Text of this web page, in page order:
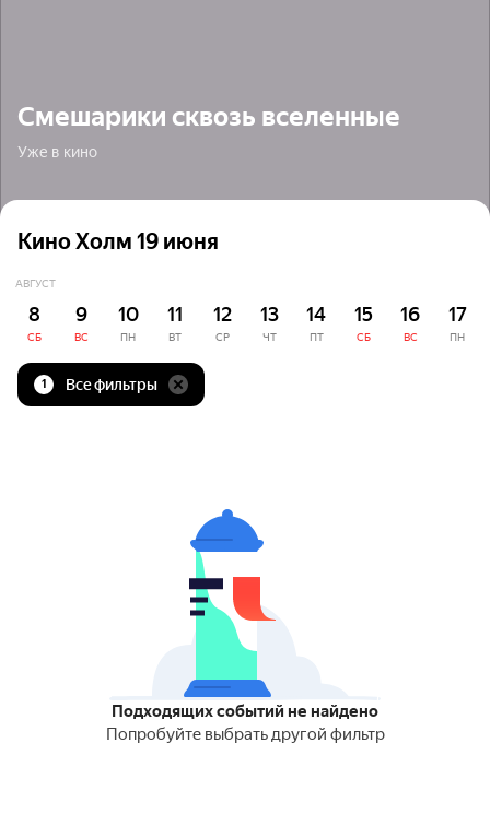
Смешарики сквозь вселенные
Уже в кино
Кино Холм 19 июня
АВГУСТ
8
СБ
9
ВС
10
ПН
11
ВТ
12
СР
13
ЧТ
14
ПТ
15
СБ
16
ВС
17
ПН
1 Все фильтры
Подходящих событий не найдено
Попробуйте выбрать другой фильтр